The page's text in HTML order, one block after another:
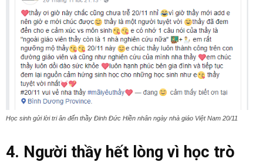
Học sinh gửi lời tri ân đến thầy Đinh Đức Hiền nhân ngày nhà giáo Việt Nam 20/11
4. Người thầy hết lòng vì học trò